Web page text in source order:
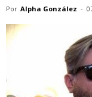
Por Alpha González -